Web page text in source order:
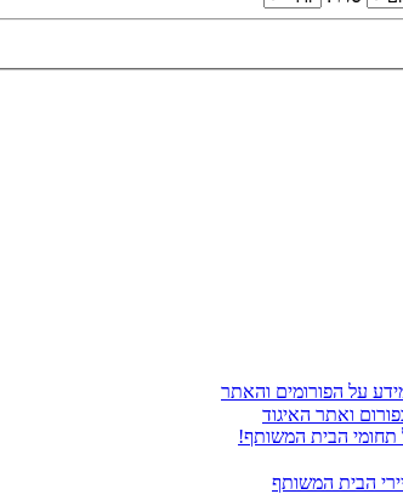
על הפורומים והאתר
ואתר האיגוד
תחומי הבית המשותף!
הבית המשותף